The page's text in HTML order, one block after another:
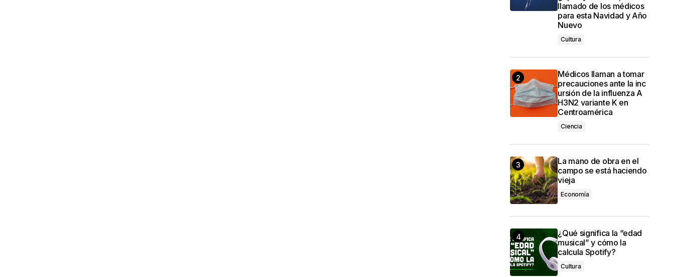
llamado de los médicos
para esta Navidad y Año
Nuevo
Cultura
Médicos llaman a tomar
precauciones ante la inc
ursión de la influenza A
H3N2 variante K en
Centroamérica
Ciencia
La mano de obra en el
campo se está haciendo
vieja
Economía
¿Qué significa la “edad
musical” y cómo la
calcula Spotify?
Cultura